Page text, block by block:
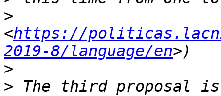
>
<https://
2019-8/language/en
>
> The third proposal